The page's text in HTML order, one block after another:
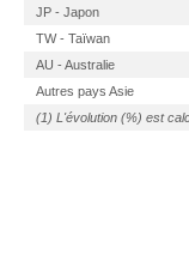
JP - Japon
TW - Taïwan
AU - Australie
Autres pays Asie
(1) L'évolution (%) est